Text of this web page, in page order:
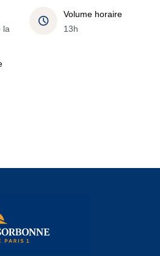
la
Volume horaire
13h